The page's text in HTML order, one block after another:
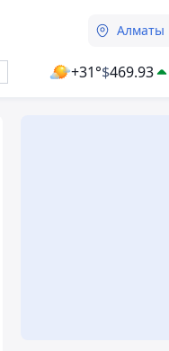
Алматы
+31°$469.93